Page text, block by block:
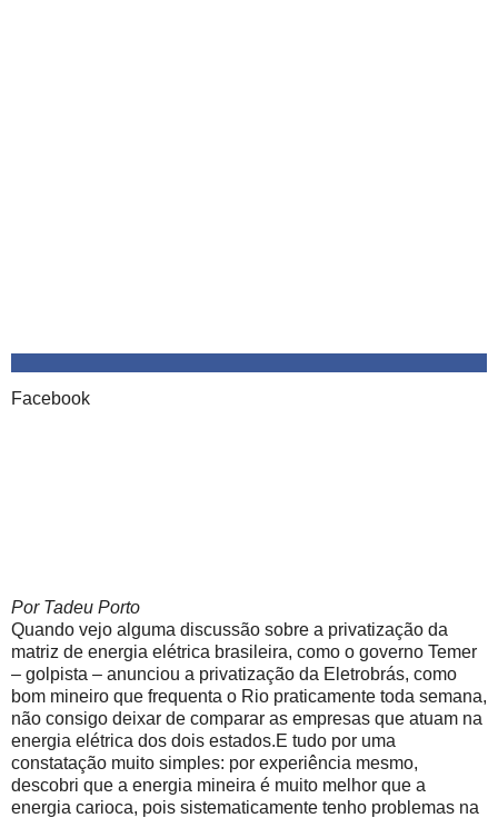
Facebook
Por Tadeu Porto
Quando vejo alguma discussão sobre a privatização da
matriz de energia elétrica brasileira, como o governo Temer
– golpista – anunciou a privatização da Eletrobrás, como
bom mineiro que frequenta o Rio praticamente toda semana,
não consigo deixar de comparar as empresas que atuam na
energia elétrica dos dois estados.E tudo por uma
constatação muito simples: por experiência mesmo,
descobri que a energia mineira é muito melhor que a
energia carioca, pois sistematicamente tenho problemas na